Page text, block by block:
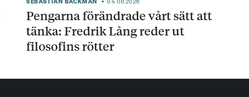
04.08.2026
Pengarna förändrade vårt sätt att
tänka: Fredrik Lång reder ut
filosofins rötter